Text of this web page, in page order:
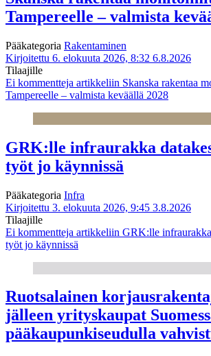
Tampereelle – valmista
Pääkategoria Rakentaminen
Kirjoitettu 6. elokuuta 2026, 8:32 6.8.2026
Tilaajille
Ei kommentteja artikkeliin Skanska rakentaa
Tampereelle – valmista keväällä 2028
GRK:lle infraurakka
työt jo käynnissä
Pääkategoria Infra
Kirjoitettu 3. elokuuta 2026, 9:45 3.8.2026
Tilaajille
Ei kommentteja artikkeliin GRK:lle infraurakka
työt jo käynnissä
Ruotsalainen
jälleen yrityskaupat
pääkaupunkiseudulla